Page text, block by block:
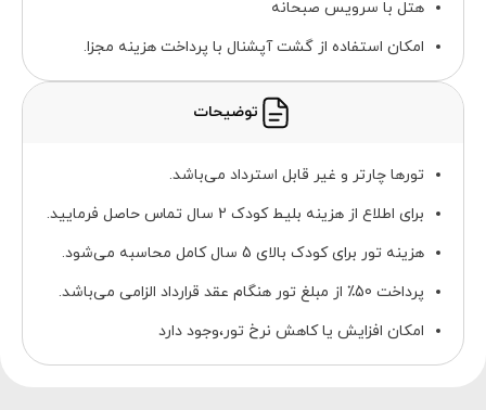
هتل با سرویس صبحانه
امکان استفاده از گشت آپشنال با پرداخت هزینه مجزا.
توضیحات
تورها چارتر و غیر قابل استرداد می‌باشد.
برای اطلاع از هزینه بلیط کودک 2 سال تماس حاصل فرمایید.
هزینه تور برای کودک بالای 5 سال کامل محاسبه می‌شود.
پرداخت 50٪ از مبلغ تور هنگام عقد قرارداد الزامی می‌باشد.
امکان افزایش یا کاهش نرخ تور،وجود دارد